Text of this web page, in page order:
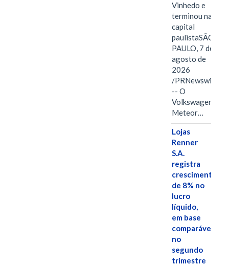
Vinhedo e
terminou na
capital
paulistaSÃO
PAULO, 7 de
agosto de
2026
/PRNewswire/
-- O
Volkswagen
Meteor…
Lojas
Renner
S.A.
registra
crescimento
de 8% no
lucro
líquido,
em base
comparável,
no
segundo
trimestre